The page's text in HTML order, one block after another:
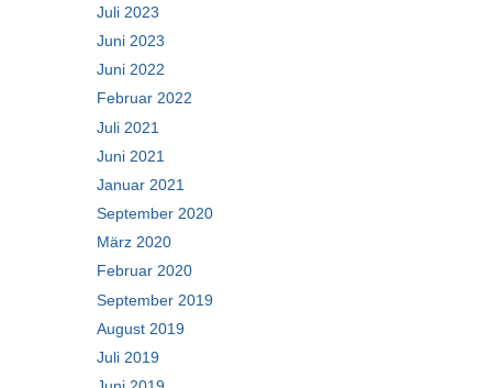
Juli 2023
Juni 2023
Juni 2022
Februar 2022
Juli 2021
Juni 2021
Januar 2021
September 2020
März 2020
Februar 2020
September 2019
August 2019
Juli 2019